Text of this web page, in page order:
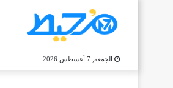
الجمعة, 7 أغسطس 2026